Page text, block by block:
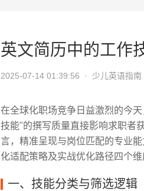
英文简历中的工作
2025-07-14 01:39:56 · 少儿英语指南
在全球化职场竞争日益激烈的今
技能"的撰写质量直接影响求职者
言，精准呈现与岗位匹配的专业
化适配策略及实战优化路径四个
一、技能分类与筛选逻辑